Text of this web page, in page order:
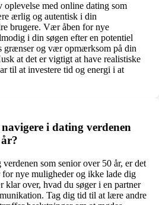
med online dating som
ærlig og autentisk i din
brugere. Vær åben for nye
i din søgen efter en potentiel
grænser og vær opmærksom på din
at det er vigtigt at have realistiske
til at investere tid og energi i at
i dating verdenen
som senior over 50 år, er det
nye muligheder og ikke lade dig
over, hvad du søger i en partner
Tag dig tid til at lære andre